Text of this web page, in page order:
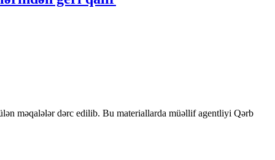
məqalələr dərc edilib. Bu materiallarda müəllif agentliyi Qərb